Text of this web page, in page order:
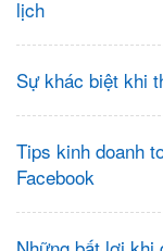
lịch
Sự khác biệt khi
Tips kinh doanh
Facebook